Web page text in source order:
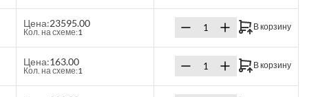
Цена:23595.00
Кол. на схеме:1
В корзину
Цена:163.00
Кол. на схеме:1
В корзину